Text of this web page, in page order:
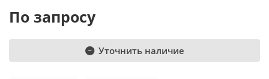
По запросу
Уточнить наличие